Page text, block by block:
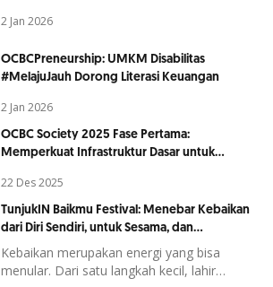
2 Jan 2026
OCBCPreneurship: UMKM Disabilitas
#MelajuJauh Dorong Literasi Keuangan
2 Jan 2026
OCBC Society 2025 Fase Pertama:
Memperkuat Infrastruktur Dasar untuk
22 Des 2025
TunjukIN Baikmu Festival: Menebar Kebaikan
dari Diri Sendiri, untuk Sesama, dan
Lingkungan
Kebaikan merupakan energi yang bisa
menular. Dari satu langkah kecil, lahir